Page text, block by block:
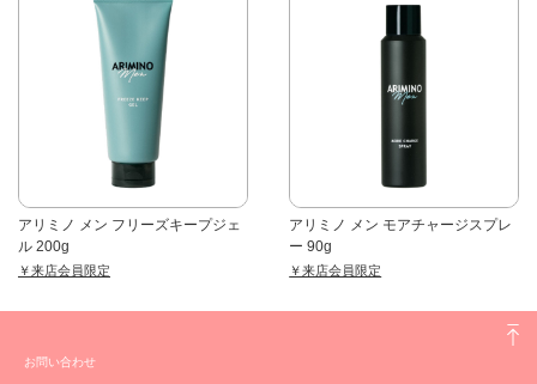
アリミノ メン フリーズキープジェ
ル 200g
￥来店会員限定
アリミノ メン モアチャージスプレ
ー 90g
￥来店会員限定
お問い合わせ